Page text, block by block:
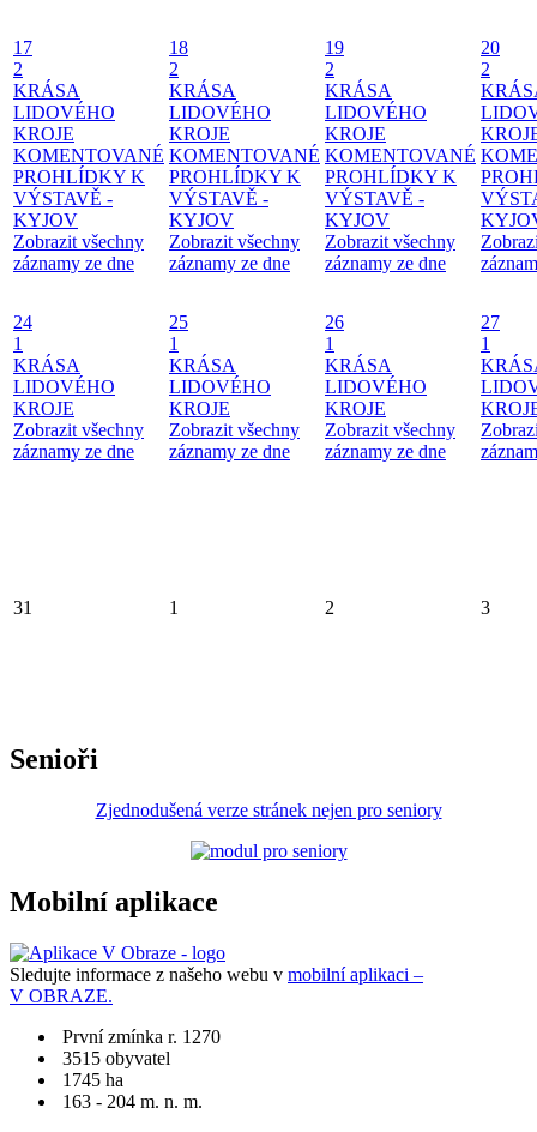
17
2
KRÁSA
LIDOVÉHO
KROJE
KOMENTOVANÉ
PROHLÍDKY K
VÝSTAVĚ -
KYJOV
Zobrazit všechny
záznamy ze dne
18
2
KRÁSA
LIDOVÉHO
KROJE
KOMENTOVANÉ
PROHLÍDKY K
VÝSTAVĚ -
KYJOV
Zobrazit všechny
záznamy ze dne
19
2
KRÁSA
LIDOVÉHO
KROJE
KOMENTOVANÉ
PROHLÍDKY K
VÝSTAVĚ -
KYJOV
Zobrazit všechny
záznamy ze dne
20
2
24
1
KRÁSA
LIDOVÉHO
KROJE
Zobrazit všechny
záznamy ze dne
25
1
KRÁSA
LIDOVÉHO
KROJE
Zobrazit všechny
záznamy ze dne
26
1
KRÁSA
LIDOVÉHO
KROJE
Zobrazit všechny
záznamy ze dne
27
1
31 1 2 3
Senioři
Zjednodušená verze stránek nejen pro seniory
Mobilní aplikace
Sledujte informace z našeho webu v mobilní aplikaci –
V OBRAZE.
První zmínka r. 1270
3515 obyvatel
1745 ha
163 - 204 m. n. m.